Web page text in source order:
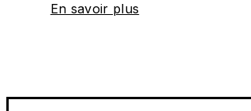
En savoir plus